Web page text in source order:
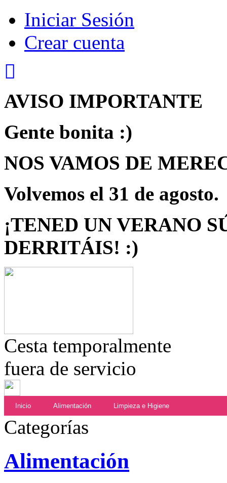
Iniciar Sesión
Crear cuenta
AVISO IMPORTANTE
Gente bonita :)
NOS VAMOS DE
Volvemos el 31 de agosto.
¡TENED UN VERANO
DERRITÁIS! :)
Cesta temporalmente
fuera de servicio
Inicio Alimentación Limpieza e Higiene
Categorías
Alimentación